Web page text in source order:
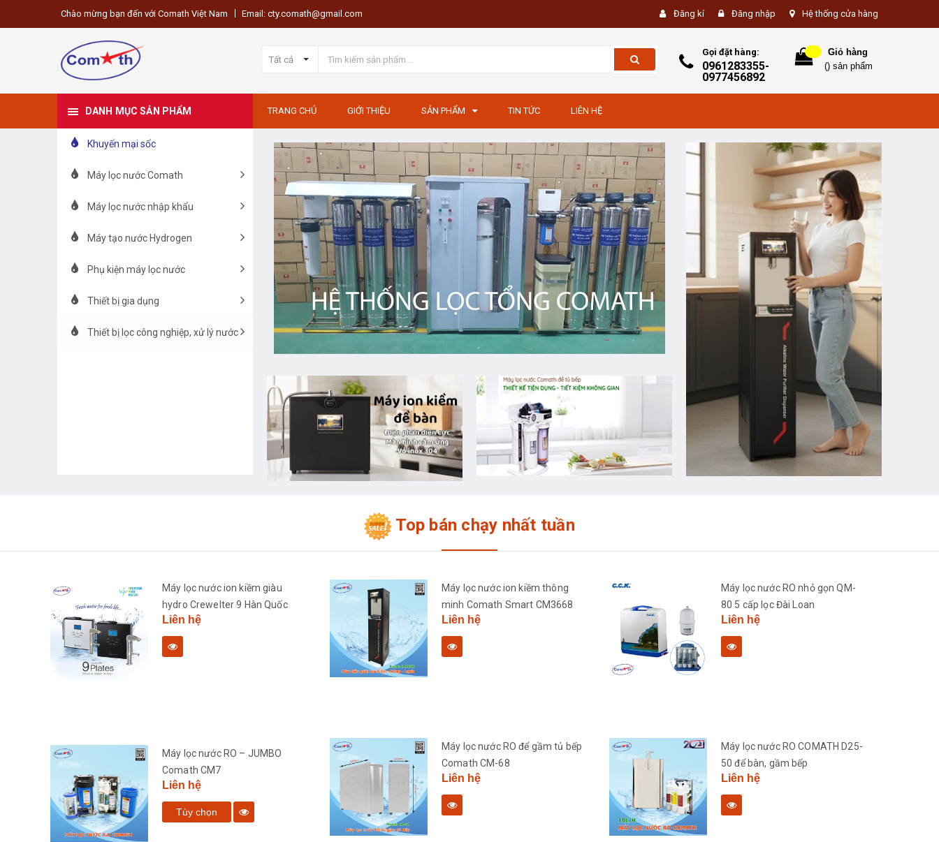
Chào mừng bạn đến với Comath Việt Nam Email: cty.comath@gmail.com Đăng kí Đăng nhập Hệ thống cửa hàng
Tất cả
Gọi đặt hàng:
0961283355-
0977456892
Giỏ hàng
() sản phẩm
DANH MỤC SẢN PHẨM
Khuyến mại sốc
Máy lọc nước Comath
Máy lọc nước nhập khẩu
Máy tạo nước Hydrogen
Phụ kiện máy lọc nước
Thiết bị gia dụng
Thiết bị lọc công nghiệp, xử lý nước
TRANG CHỦ GIỚI THIỆU SẢN PHẨM TIN TỨC LIÊN HỆ
Top bán chạy nhất tuần
Máy lọc nước ion kiềm giàu
hydro Crewelter 9 Hàn Quốc
Liên hệ
Máy lọc nước RO – JUMBO
Comath CM7
Liên hệ
Tùy chọn
Máy lọc nước ion kiềm thông
minh Comath Smart CM3668
Liên hệ
Máy lọc nước RO để gầm tủ bếp
Comath CM-68
Liên hệ
Máy lọc nước RO nhỏ gọn QM-
80 5 cấp lọc Đài Loan
Liên hệ
Máy lọc nước RO COMATH D25-
50 để bàn, gầm bếp
Liên hệ